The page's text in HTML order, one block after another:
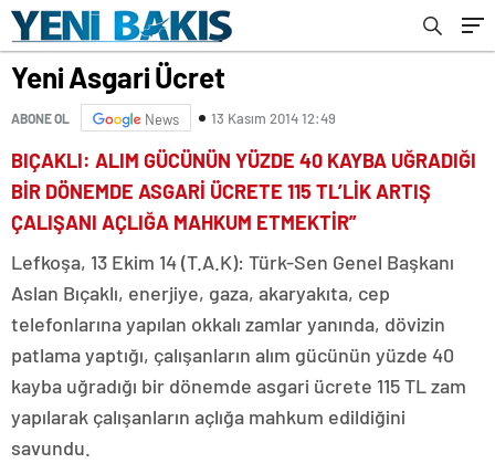
Yeni Asgari Ücret
ABONE OL News 13 Kasım 2014 12:49
BIÇAKLI: ALIM GÜCÜNÜN YÜZDE 40 KAYBA UĞRADIĞI
BİR DÖNEMDE ASGARİ ÜCRETE 115 TL’LİK ARTIŞ
ÇALIŞANI AÇLIĞA MAHKUM ETMEKTİR”
Lefkoşa, 13 Ekim 14 (T.A.K): Türk-Sen Genel Başkanı
Aslan Bıçaklı, enerjiye, gaza, akaryakıta, cep
telefonlarına yapılan okkalı zamlar yanında, dövizin
patlama yaptığı, çalışanların alım gücünün yüzde 40
kayba uğradığı bir dönemde asgari ücrete 115 TL zam
yapılarak çalışanların açlığa mahkum edildiğini
savundu.